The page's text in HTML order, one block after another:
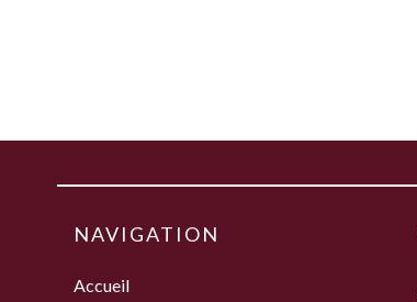
NAVIGATION
Accueil